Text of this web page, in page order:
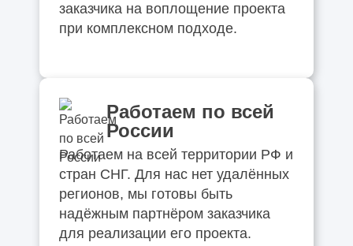
заказчика на воплощение проекта
при комплексном подходе.
Работаем по всей
России
Работаем на всей территории РФ и
стран СНГ. Для нас нет удалённых
регионов, мы готовы быть
надёжным партнёром заказчика
для реализации его проекта.